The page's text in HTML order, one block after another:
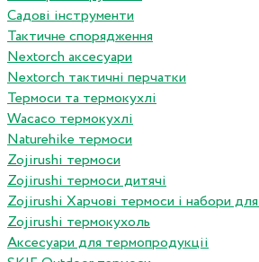
Садові інструменти
Тактичне спорядження
Nextorch аксесуари
Nextorch тактичні перчатки
Термоси та термокухлі
Wacaco термокухлі
Naturehike термоси
Zojirushi термоси
Zojirushi термоси дитячі
Zojirushi Харчові термоси і набори
Zojirushi термокухоль
Аксесуари для термопродукціі